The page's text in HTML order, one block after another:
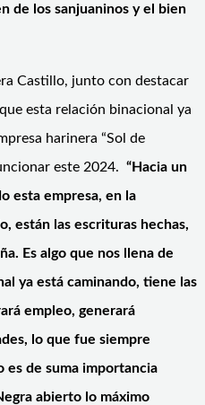
de los sanjuaninos y el bien
Castillo, junto con destacar
esta relación binacional ya
harinera “Sol de
este 2024. “Hacia un
esta empresa, en la
están las escrituras hechas,
Es algo que nos llena de
ya está caminando, tiene las
empleo, generará
lo que fue siempre
es de suma importancia
abierto lo máximo